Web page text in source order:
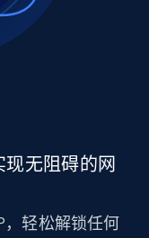
无阻碍的网
，轻松解锁任何